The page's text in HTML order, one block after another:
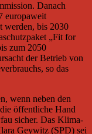
Danach
europaweit
werden, bis 2030
„Fit for
zum 2050
der Betrieb von
so das
wenn neben den
öffentliche Hand
sicher. Das Klima-
Geywitz (SPD) sei